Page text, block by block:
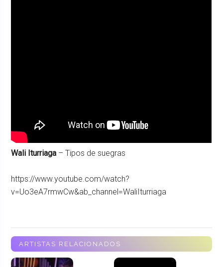
Wali Iturriaga – Tipos de suegras
https://www.youtube.com/watch?
v=Uo3eA7rmwCw&ab_channel=WaliIturriaga
ARTISTAS RELACIONADOS